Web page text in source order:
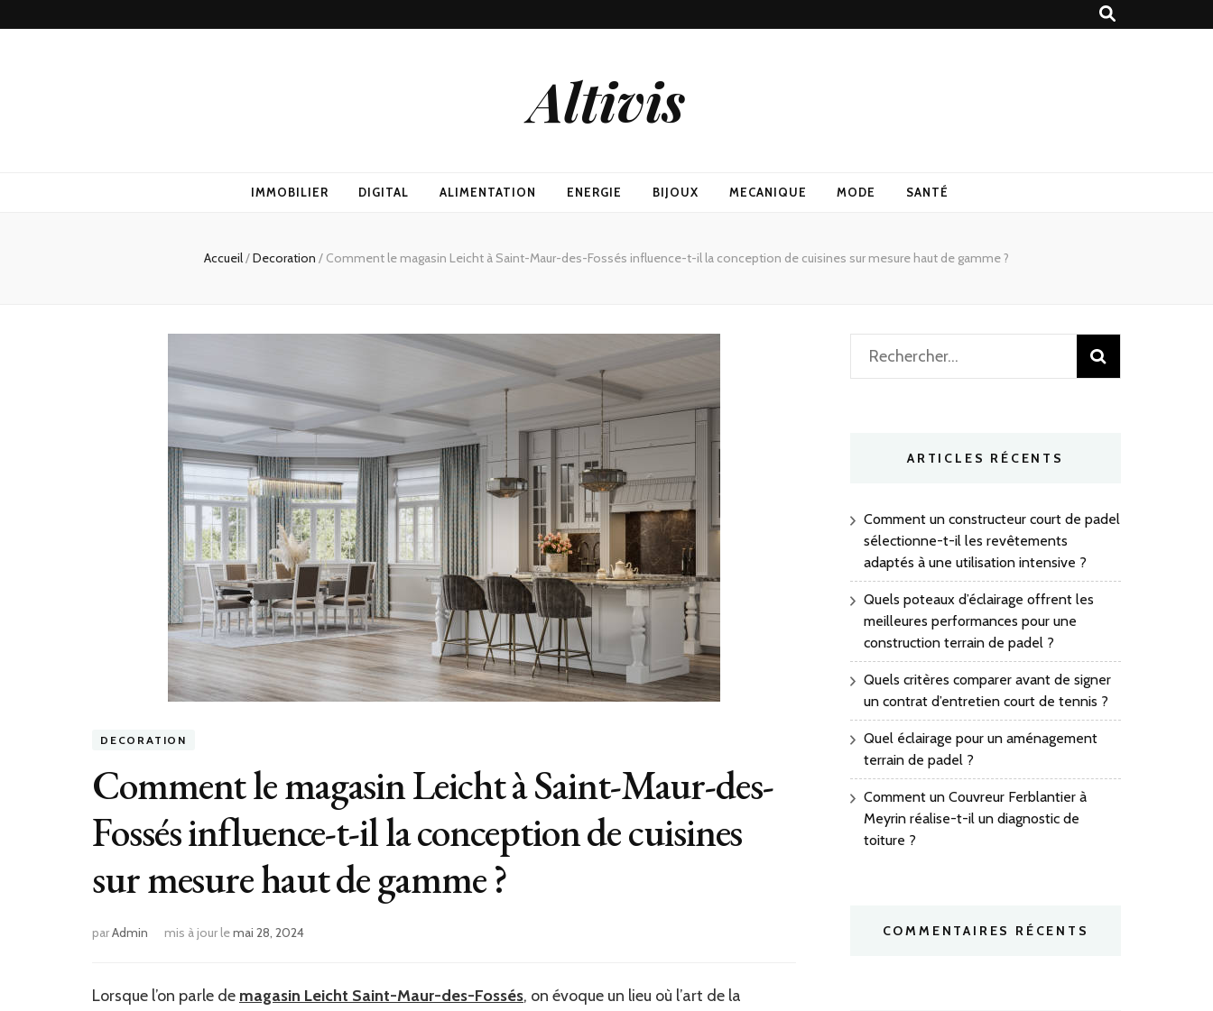
Altivis
IMMOBILIER DIGITAL ALIMENTATION ENERGIE BIJOUX MECANIQUE MODE SANTÉ
Accueil/Decoration / Comment le magasin Leicht à Saint-Maur-des-Fossés influence-t-il la conception de cuisines sur mesure haut de gamme ?
DECORATION
Comment le magasin Leicht à Saint-Maur-des-
Fossés influence-t-il la conception de cuisines
sur mesure haut de gamme ?
parAdmin mis à jour lemai 28, 2024
Lorsque l’on parle de magasin Leicht Saint-Maur-des-Fossés, on évoque un lieu où l’art de la
Rechercher :
ARTICLES RÉCENTS
Comment un constructeur court de padel
sélectionne-t-il les revêtements
adaptés à une utilisation intensive ?
Quels poteaux d’éclairage offrent les
meilleures performances pour une
construction terrain de padel ?
Quels critères comparer avant de signer
un contrat d’entretien court de tennis ?
Quel éclairage pour un aménagement
terrain de padel ?
Comment un Couvreur Ferblantier à
Meyrin réalise-t-il un diagnostic de
toiture ?
COMMENTAIRES RÉCENTS